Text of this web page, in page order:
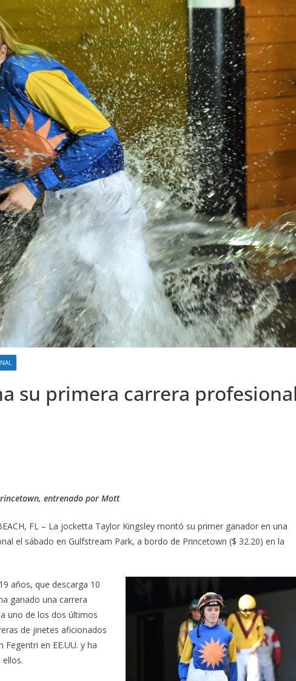
su primera carrera
entrenado por Mott
FL – La jocketta Taylor Kingsley montó su primer ganador en una
el sábado en Gulfstream Park, a bordo de Princetown ($ 32.20) en la
años, que descarga 10
ganado una carrera
uno de los dos últimos
de jinetes aficionados
Fegentri en EE.UU. y ha